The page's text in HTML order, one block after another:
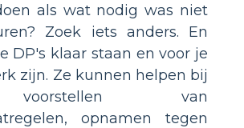
als wat nodig was niet
Zoek iets anders. En
DP's klaar staan en voor je
zijn. Ze kunnen helpen bij
van
opnamen tegen